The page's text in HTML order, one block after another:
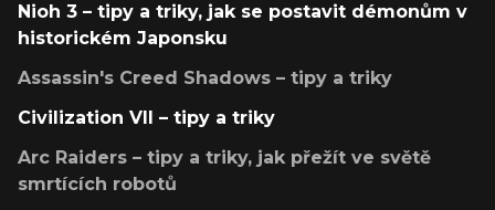
Nioh 3 – tipy a triky, jak se postavit démonům v
historickém Japonsku
Assassin's Creed Shadows – tipy a triky
Civilization VII – tipy a triky
Arc Raiders – tipy a triky, jak přežít ve světě
smrtících robotů